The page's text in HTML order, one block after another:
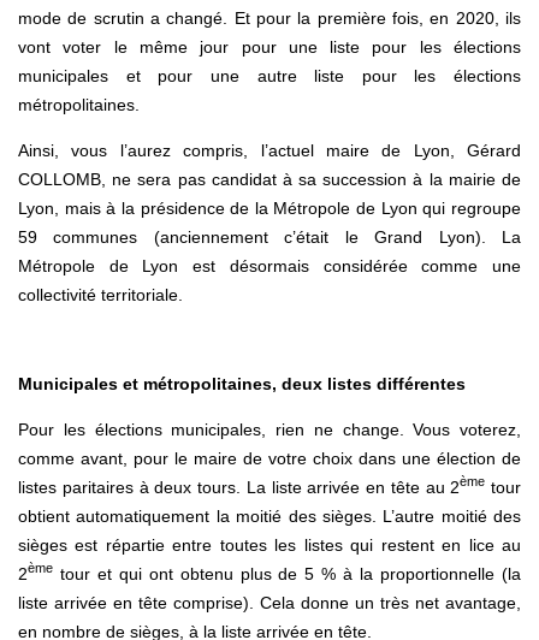
mode de scrutin a changé. Et pour la première fois, en 2020, ils
vont voter le même jour pour une liste pour les élections
municipales et pour une autre liste pour les élections
métropolitaines.
Ainsi, vous l’aurez compris, l’actuel maire de Lyon, Gérard
COLLOMB, ne sera pas candidat à sa succession à la mairie de
Lyon, mais à la présidence de la Métropole de Lyon qui regroupe
59 communes (anciennement c’était le Grand Lyon). La
Métropole de Lyon est désormais considérée comme une
collectivité territoriale.
Municipales et métropolitaines, deux listes différentes
Pour les élections municipales, rien ne change. Vous voterez,
comme avant, pour le maire de votre choix dans une élection de
listes paritaires à deux tours. La liste arrivée en tête au 2ème tour
obtient automatiquement la moitié des sièges. L’autre moitié des
sièges est répartie entre toutes les listes qui restent en lice au
2ème tour et qui ont obtenu plus de 5 % à la proportionnelle (la
liste arrivée en tête comprise). Cela donne un très net avantage,
en nombre de sièges, à la liste arrivée en tête.